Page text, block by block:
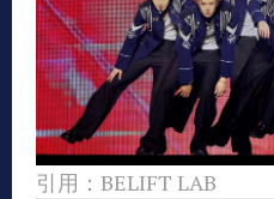
引用：BELIFT LAB